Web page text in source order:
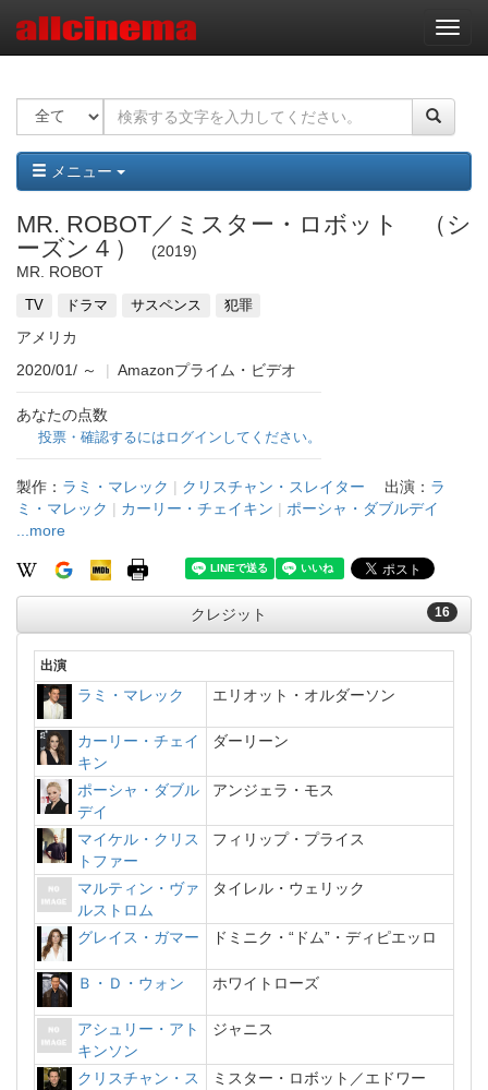
ナ
ビ
ー
ョ
ン
メニュー
MR. ROBOT／ミスター・ロボット （シ
ーズン４）
2019
MR. ROBOT
TV ドラマ サスペンス 犯罪
アメリカ
2020/01/ ～ | Amazonプライム・ビデオ
あなたの点数
投票・確認するにはログインしてください。
製作： ラミ・マレック | クリスチャン・スレイター 出演： ラ
ミ・マレック | カーリー・チェイキン | ポーシャ・ダブルデイ
...more
16
クレジット
出演
ラミ・マレック エリオット・オルダーソン
カーリー・チェイ
キン
ダーリーン
ポーシャ・ダブル
デイ
アンジェラ・モス
マイケル・クリス
トファー
フィリップ・プライス
マルティン・ヴァ
ルストロム
タイレル・ウェリック
グレイス・ガマー ドミニク・“ドム”・ディピエッロ
Ｂ・Ｄ・ウォン ホワイトローズ
アシュリー・アト
キンソン
ジャニス
クリスチャン・ス
ミスター・ロボット／エドワー